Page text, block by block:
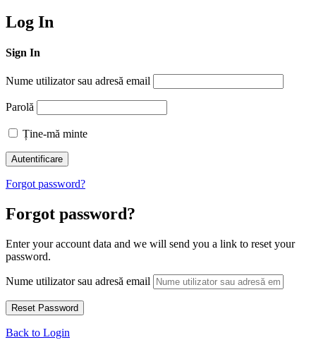
Log In
Sign In
Nume utilizator sau adresă email
Parolă
Ține-mă minte
Forgot password?
Forgot password?
Enter your account data and we will send you a link to reset your
password.
Nume utilizator sau adresă email
Back to Login